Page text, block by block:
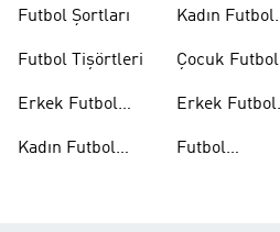
Futbol Şortları
Futbol Tişörtleri
Erkek Futbol
Kadın Futbol
Kadın Futbol
Çocuk Futbol
Erkek Futbol
Futbol